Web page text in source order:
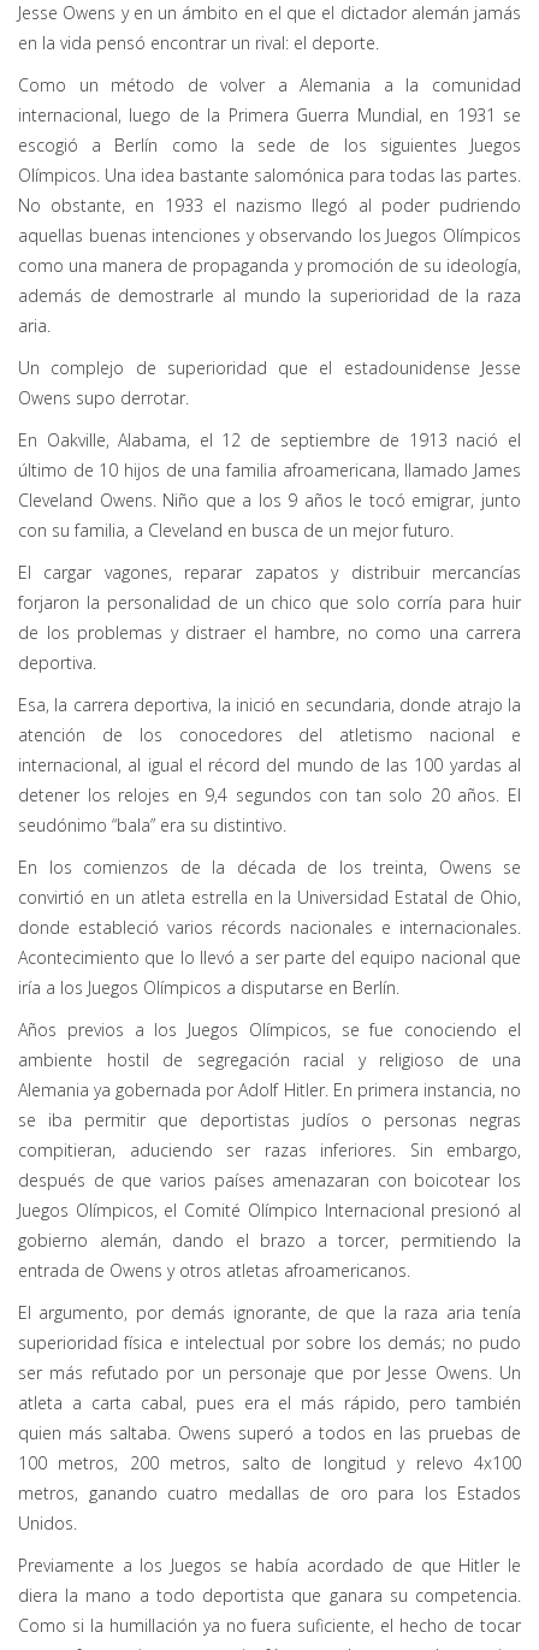
Jesse Owens y en un ámbito en el que el dictador alemán jamás
en la vida pensó encontrar un rival: el deporte.
Como un método de volver a Alemania a la comunidad
internacional, luego de la Primera Guerra Mundial, en 1931 se
escogió a Berlín como la sede de los siguientes Juegos
Olímpicos. Una idea bastante salomónica para todas las partes.
No obstante, en 1933 el nazismo llegó al poder pudriendo
aquellas buenas intenciones y observando los Juegos Olímpicos
como una manera de propaganda y promoción de su ideología,
además de demostrarle al mundo la superioridad de la raza
aria.
Un complejo de superioridad que el estadounidense Jesse
Owens supo derrotar.
En Oakville, Alabama, el 12 de septiembre de 1913 nació el
último de 10 hijos de una familia afroamericana, llamado James
Cleveland Owens. Niño que a los 9 años le tocó emigrar, junto
con su familia, a Cleveland en busca de un mejor futuro.
El cargar vagones, reparar zapatos y distribuir mercancías
forjaron la personalidad de un chico que solo corría para huir
de los problemas y distraer el hambre, no como una carrera
deportiva.
Esa, la carrera deportiva, la inició en secundaria, donde atrajo la
atención de los conocedores del atletismo nacional e
internacional, al igual el récord del mundo de las 100 yardas al
detener los relojes en 9,4 segundos con tan solo 20 años. El
seudónimo “bala” era su distintivo.
En los comienzos de la década de los treinta, Owens se
convirtió en un atleta estrella en la Universidad Estatal de Ohio,
donde estableció varios récords nacionales e internacionales.
Acontecimiento que lo llevó a ser parte del equipo nacional que
iría a los Juegos Olímpicos a disputarse en Berlín.
Años previos a los Juegos Olímpicos, se fue conociendo el
ambiente hostil de segregación racial y religioso de una
Alemania ya gobernada por Adolf Hitler. En primera instancia, no
se iba permitir que deportistas judíos o personas negras
compitieran, aduciendo ser razas inferiores. Sin embargo,
después de que varios países amenazaran con boicotear los
Juegos Olímpicos, el Comité Olímpico Internacional presionó al
gobierno alemán, dando el brazo a torcer, permitiendo la
entrada de Owens y otros atletas afroamericanos.
El argumento, por demás ignorante, de que la raza aria tenía
superioridad física e intelectual por sobre los demás; no pudo
ser más refutado por un personaje que por Jesse Owens. Un
atleta a carta cabal, pues era el más rápido, pero también
quien más saltaba. Owens superó a todos en las pruebas de
100 metros, 200 metros, salto de longitud y relevo 4x100
metros, ganando cuatro medallas de oro para los Estados
Unidos.
Previamente a los Juegos se había acordado de que Hitler le
diera la mano a todo deportista que ganara su competencia.
Como si la humillación ya no fuera suficiente, el hecho de tocar